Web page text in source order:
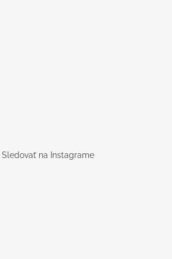
Sledovať na Instagrame